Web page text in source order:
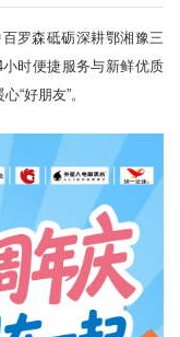
罗森砥砺深耕鄂湘豫三
时便捷服务与新鲜优质
“好朋友”。